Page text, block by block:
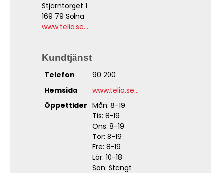
Stjärntorget 1
169 79 Solna
www.telia.se...
Kundtjänst
Telefon
90 200
Hemsida
www.telia.se...
Öppettider Mån: 8-19
Tis: 8-19
Ons: 8-19
Tor: 8-19
Fre: 8-19
Lör: 10-18
Sön: Stängt